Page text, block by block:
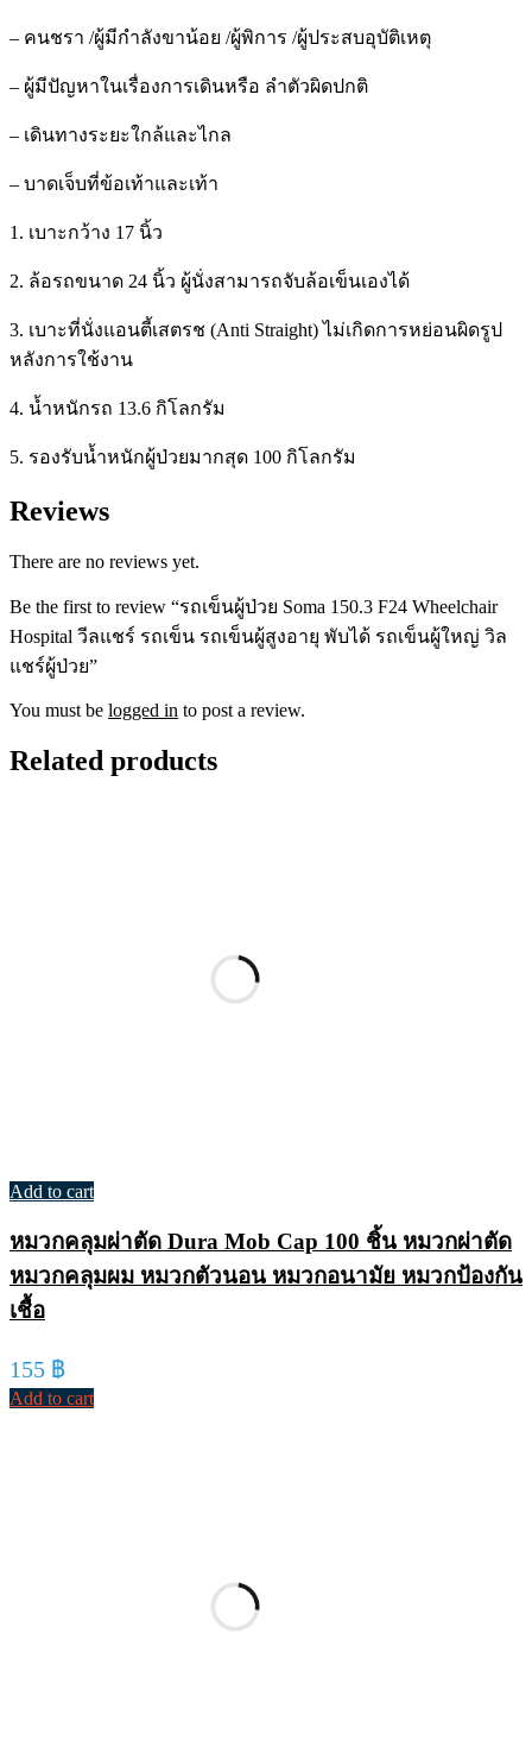
– คนชรา /ผู้มีกำลังขาน้อย /ผู้พิการ /ผู้ประสบอุบัติเหตุ
– ผู้มีปัญหาในเรื่องการเดินหรือ ลำตัวผิดปกติ
– เดินทางระยะใกล้และไกล
– บาดเจ็บที่ข้อเท้าและเท้า
1. เบาะกว้าง 17 นิ้ว
2. ล้อรถขนาด 24 นิ้ว ผู้นั่งสามารถจับล้อเข็นเองได้
3. เบาะที่นั่งแอนตี้เสตรช (Anti Straight) ไม่เกิดการหย่อนผิดรูป
หลังการใช้งาน
4. น้ำหนักรถ 13.6 กิโลกรัม
5. รองรับน้ำหนักผู้ป่วยมากสุด 100 กิโลกรัม
Reviews
There are no reviews yet.
Be the first to review “รถเข็นผู้ป่วย Soma 150.3 F24 Wheelchair
Hospital วีลแชร์ รถเข็น รถเข็นผู้สูงอายุ พับได้ รถเข็นผู้ใหญ่ วิล
แชร์ผู้ป่วย”
You must be logged in to post a review.
Related products
Add to cart
หมวกคลุมผ่าตัด Dura Mob Cap 100 ชิ้น หมวกผ่าตัด
หมวกคลุมผม หมวกตัวนอน หมวกอนามัย หมวกป้องกัน
เชื้อ
155 ฿
Add to cart